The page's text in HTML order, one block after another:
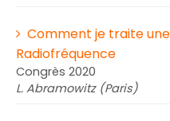
Comment je traite
Radiofréquence
Congrès 2020
L. Abramowitz (Paris)